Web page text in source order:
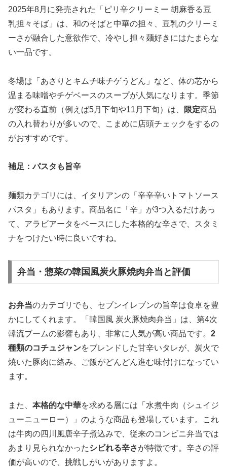
2025年8月に発売された「ピリ辛クリーミー 胡麻香る豆
乳担々そば」は、和のそばと中華の担々、豆乳のクリーミ
ーさが融合した意欲作で、冷やし担々麺好きにはたまらな
い一品です。
冬場は「あさりとキムチ味チゲうどん」など、体の芯から
温まる味噌やチゲベースのスープが人気になります。季節
が変わる直前（例えば5月下旬や11月下旬）は、
限定商品
の入れ替わりが多いので、こまめに店頭チェック をするの
がおすすめです。
補足：パスタも旨辛
麺類カテゴリには、イタリアンの「辛辛辛いトマトソース
パスタ」もあります。商品名に「辛」が3つ入るだけあっ
て、アラビアータをベースにした本格的な辛さで、スタミ
ナをつけたい時に良いですね。
弁当・惣菜の韓国風炭火豚焼肉弁当と評価
お弁当のカテゴリでも、セブンイレブンの旨辛は食卓を豊
かにしてくれます。「韓国風 炭火豚焼肉弁当」は、第4次
韓流ブームの影響もあり、非常に人気が高い商品です。 2
種類のコチュジャンをブレンドした甘辛いタレが、炭火で
焼いた豚肉に絡み、ご飯がどんどん進む味付けになってい
ます。
また、 本格的な中華を求める層には「水煮牛肉（シュイジ
ューニューロー）」のような商品も登場しています。これ
は牛肉の四川風唐辛子煮込みで、従来のコンビニ弁当では
あまり見られなかったシビれる辛さが特徴です。辛さの評
価が高いので、挑戦しがいがありますよ。